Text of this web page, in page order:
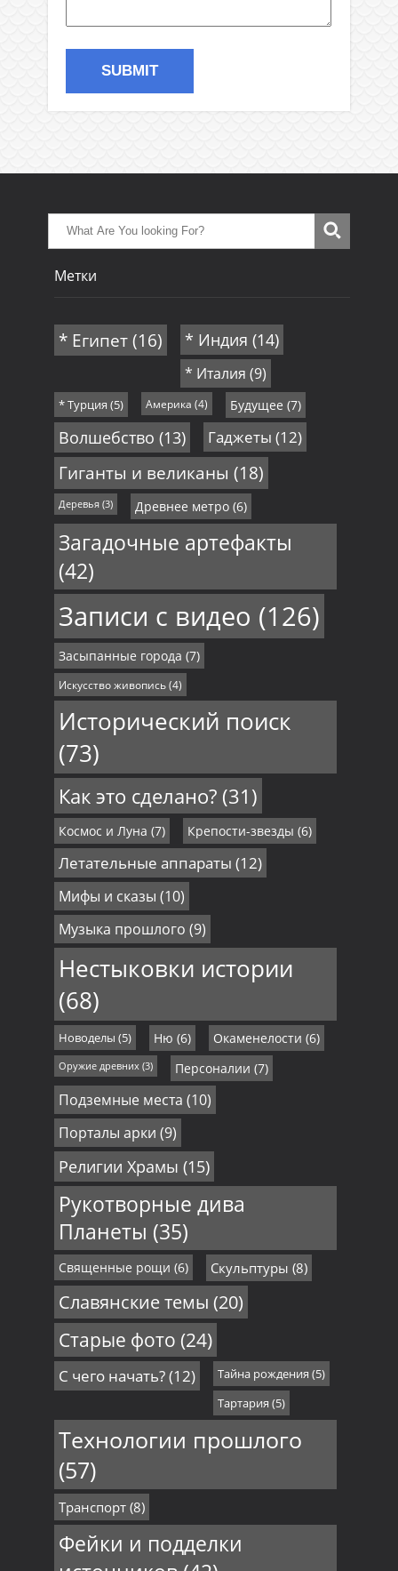
Метки
* Египет(16) * Индия (14)
* Италия (9)
* Турция (5) Америка (4) Будущее (7)
Волшебство (13) Гаджеты (12)
Гиганты и великаны (18)
Деревья(3) Древнее метро(6)
Загадочные артефакты
(42)
Записи с видео (126)
Засыпанные города (7)
Искусство живопись(4)
Исторический поиск
(73)
Как это сделано?(31)
Космос и Луна (7) Крепости-звезды (6)
Летательные аппараты (12)
Мифы и сказы (10)
Музыка прошлого (9)
Нестыковки истории
(68)
Новоделы (5) Ню (6) Окаменелости (6)
Оружие древних (3) Персоналии (7)
Подземные места (10)
Порталы арки (9)
Религии Храмы (15)
Рукотворные дива
Планеты (35)
Священные рощи (6) Скульптуры (8)
Славянские темы (20)
Старые фото (24)
С чего начать?(12) Тайна рождения (5)
Тартария (5)
Технологии прошлого
(57)
Транспорт(8)
Фейки и подделки